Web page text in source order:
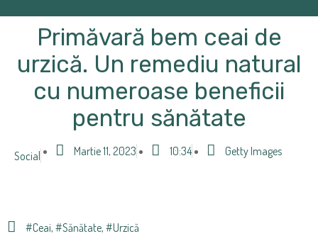
Primăvară bem ceai de
urzică. Un remediu natural
cu numeroase beneficii
pentru sănătate
Social Martie 11, 2023 10:34 Getty Images
#ceai, #sănătate, #urzică